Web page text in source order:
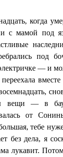
когда
с мамой под
под
— и
вещи — в
от
тебе
без дела, я
лукавит.